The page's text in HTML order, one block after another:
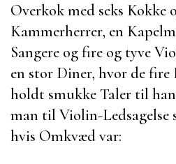
Overkok med seks Kokke
Kammerherrer, en
Sangere og fire og tyve
en stor Diner, hvor de fire
holdt smukke Taler til
man til Violin-Ledsagelse
hvis Omkvæd var: